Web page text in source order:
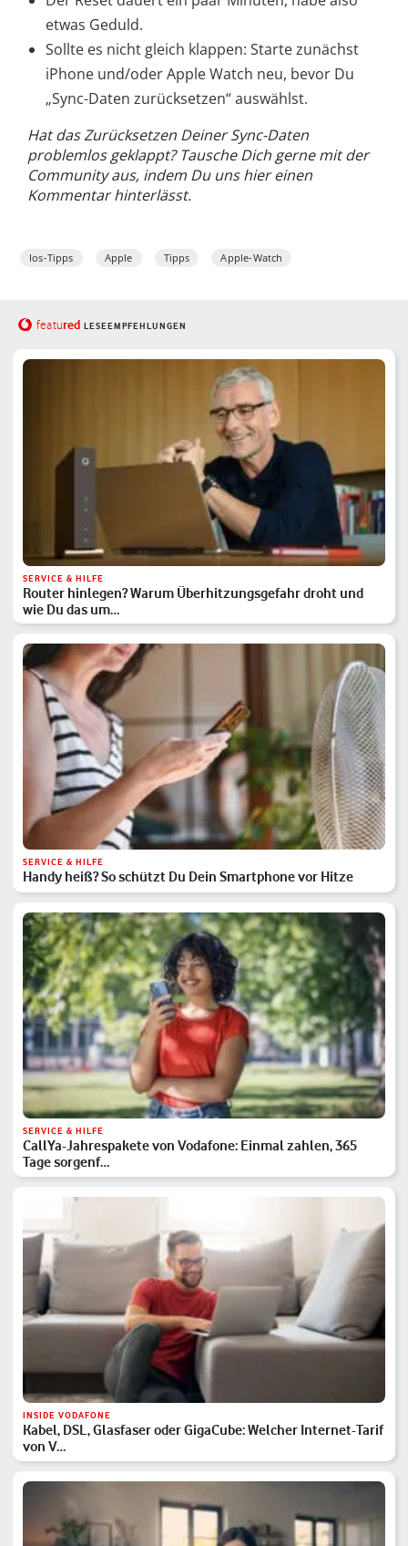
etwas Geduld.
Sollte es nicht gleich klappen: Starte zunächst
iPhone und/oder Apple Watch neu, bevor Du
„Sync-Daten zurücksetzen“ auswählst.
Hat das Zurücksetzen Deiner Sync-Daten
problemlos geklappt? Tausche Dich gerne mit der
Community aus, indem Du uns hier einen
Kommentar hinterlässt.
Ios-Tipps Apple Tipps Apple-Watch
featured LESEEMPFEHLUNGEN
SERVICE & HILFE
Router hinlegen? Warum Überhitzungsgefahr droht und
wie Du das um…
SERVICE & HILFE
Handy heiß? So schützt Du Dein Smartphone vor Hitze
SERVICE & HILFE
CallYa-Jahrespakete von Vodafone: Einmal zahlen, 365
Tage sorgenf…
INSIDE VODAFONE
Kabel, DSL, Glasfaser oder GigaCube: Welcher Internet-Tarif
von V…